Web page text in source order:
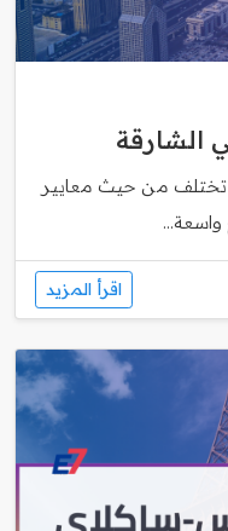
الشارقة
تختلف من حيث معايير
واسعة...
اقرأ المزيد